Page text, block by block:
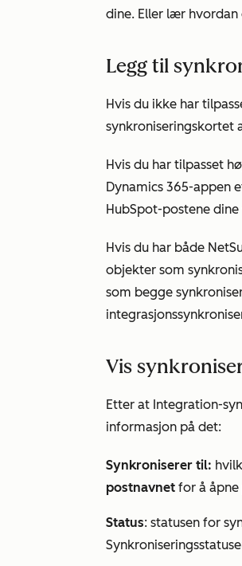
dine. Eller lær hvordan
Legg til
Hvis du ikke har
synkroniseringskortet
Hvis du har tilpasset
Dynamics 365-appen
HubSpot-postene
Hvis du har både
objekter som
som begge
Vis
Etter at Integration-
informasjon på det:
Synkroniserer til:
postnavnet for å åpne
Status: statusen for